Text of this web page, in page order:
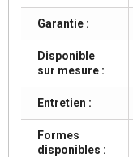
Garantie :
Disponible
sur mesure :
Entretien :
Formes
disponibles :